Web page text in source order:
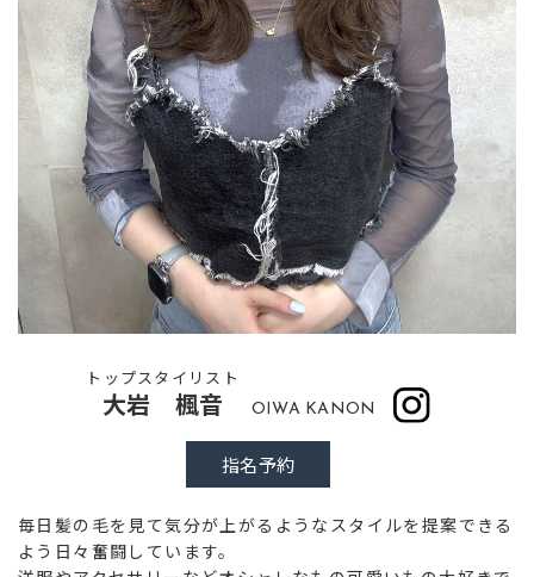
トップスタイリスト
大岩 楓音 OIWA KANON
指名予約
毎日髪の毛を見て気分が上がるようなスタイルを提案できる
よう日々奮闘しています。